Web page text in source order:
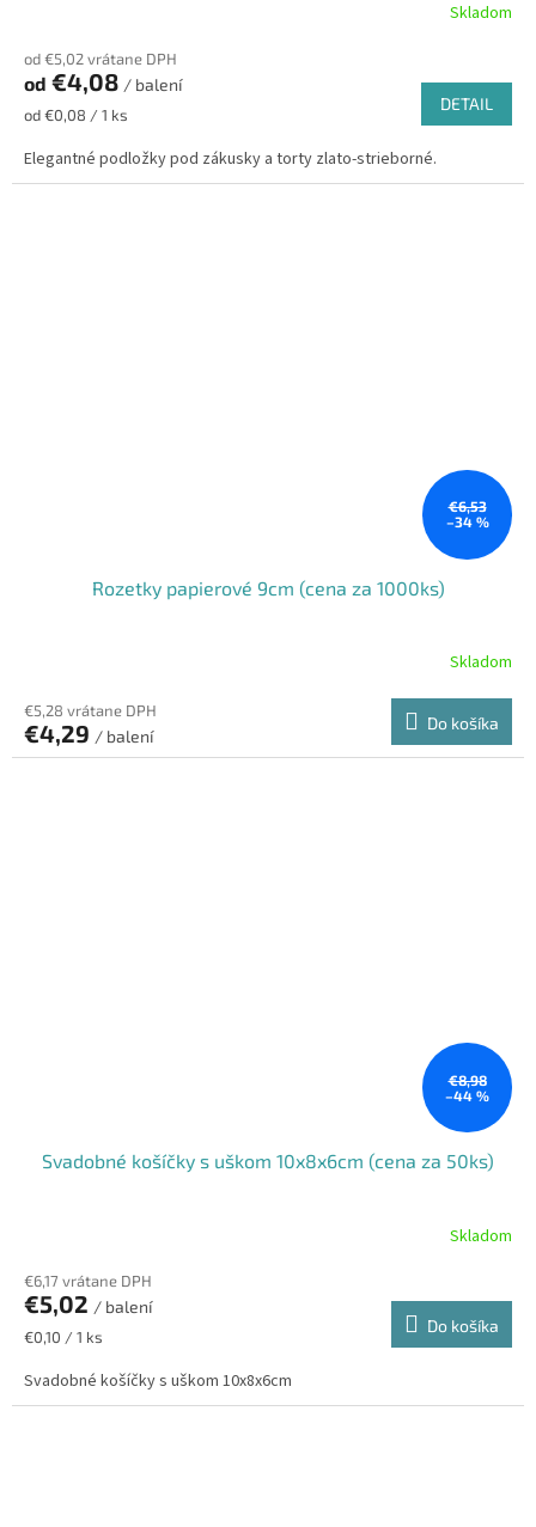
Skladom
od €5,02 vrátane DPH
od €4,08 / balení
Jednotková
od €0,08 / 1 ks
DETAIL
Elegantné podložky pod zákusky a torty zlato-strieborné.
€6,53
–34 %
Rozetky papierové 9cm (cena za 1000ks)
Skladom
€5,28 vrátane DPH
€4,29 / balení
Do košíka
€8,98
–44 %
Svadobné košíčky s uškom 10x8x6cm (cena za 50ks)
Skladom
€6,17 vrátane DPH
€5,02 / balení
Jednotková
€0,10 / 1 ks
Do košíka
Svadobné košíčky s uškom 10x8x6cm